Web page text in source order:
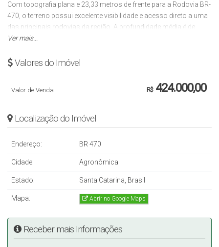
Com topografia plana e 23,33 metros de frente para a Rodovia BR-
470, o terreno possui excelente visibilidade e acesso direto a uma
das principais rodovias da região. A profundidade média é de
100,59 metros, oferecendo espaço amplo para construção.
Localizado em uma área estratégica, faz divisa com a empresa
MEKO e está a poucos minutos de Flora Citrona e Bilhares Perini,
estabelecimentos de referência da região. A área está em pleno
desenvolvimento urbano, o que garante valorização constante do
Distante apenas 10 km do centro de Rio do Sul, a propriedade
comerciais, industriais ou logísticos, além de ser uma excelente
opção para quem busca investir em um local em crescimento.
Ver mais...
Valores do Imóvel
R$424.000,00
Valor de Venda
Localização do Imóvel
Endereço: BR 470
Cidade: Agronômica
Estado: Santa Catarina, Brasil
Mapa: Abrir no Google Maps
Receber mais Informações